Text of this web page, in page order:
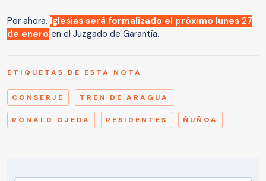
Por ahora, Iglesias será formalizado el próximo lunes 27
de enero en el Juzgado de Garantía.
ETIQUETAS DE ESTA NOTA
CONSERJE TREN DE ARAGUA
RONALD OJEDA RESIDENTES ÑUÑOA